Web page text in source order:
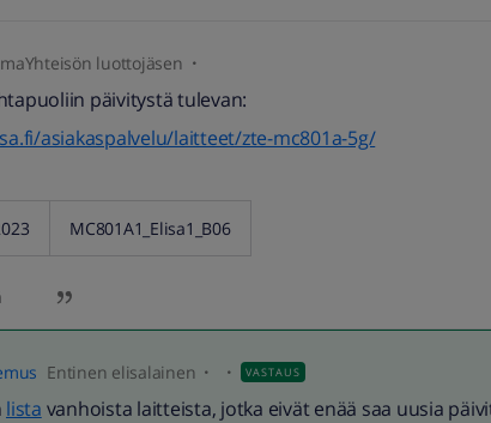
luottojäsen
päivitystä tulevan:
asiakaspalvelu/laitteet/zte-mc801a-5g/
MC801A1_Elisa1_B06
Entinen elisalainen VASTAUS
lista vanhoista laitteista, jotka eivät enää saa uusia